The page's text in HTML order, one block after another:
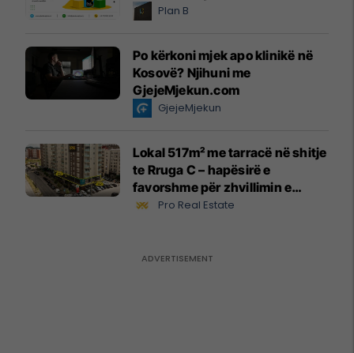
Plan B
Po kërkoni mjek apo klinikë në
Kosovë? Njihuni me
GjejeMjekun.com
GjejeMjekun
Lokal 517m² me tarracë në shitje
te Rruga C – hapësirë e
favorshme për zhvillimin e
biznesit #15796
Pro Real Estate